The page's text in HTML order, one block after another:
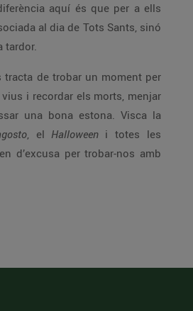
aquí és que per a ells
al dia de Tots Sants, sinó
tardor.
tracta de trobar un moment per
i recordar els morts, menjar
una bona estona. Visca la
, el Halloween i totes les
d’excusa per trobar-nos amb